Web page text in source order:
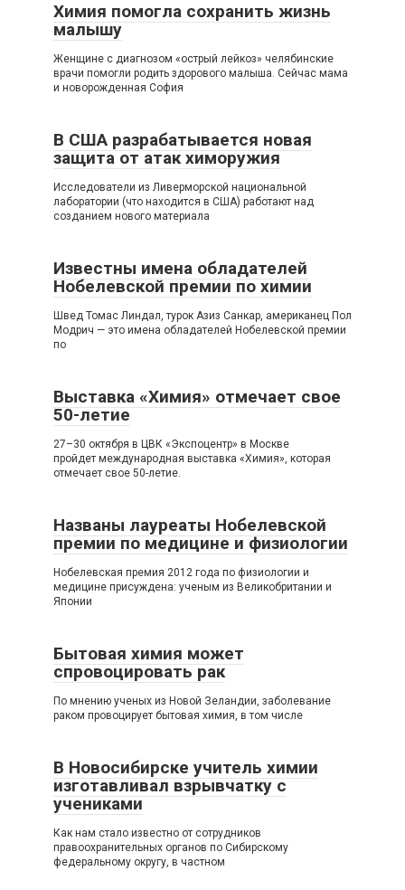
Химия помогла сохранить жизнь
малышу
Женщине с диагнозом «острый лейкоз» челябинские
врачи помогли родить здорового малыша. Сейчас мама
и новорожденная София
В США разрабатывается новая
защита от атак химоружия
Исследователи из Ливерморской национальной
лаборатории (что находится в США) работают над
созданием нового материала
Известны имена обладателей
Нобелевской премии по химии
Швед Томас Линдал, турок Азиз Санкар, американец Пол
Модрич — это имена обладателей Нобелевской премии
по
Выставка «Химия» отмечает свое
50-летие
27–30 октября в ЦВК «Экспоцентр» в Москве
пройдет международная выставка «Химия», которая
отмечает свое 50-летие.
Названы лауреаты Нобелевской
премии по медицине и физиологии
Нобелевская премия 2012 года по физиологии и
медицине присуждена: ученым из Великобритании и
Японии
Бытовая химия может
спровоцировать рак
По мнению ученых из Новой Зеландии, заболевание
раком провоцирует бытовая химия, в том числе
В Новосибирске учитель химии
изготавливал взрывчатку с
учениками
Как нам стало известно от сотрудников
правоохранительных органов по Сибирскому
федеральному округу, в частном